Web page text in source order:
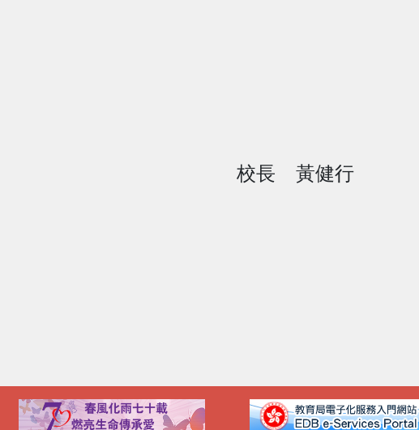
校長 黃健行